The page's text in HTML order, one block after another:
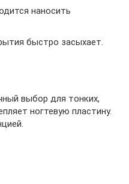
наносить
быстро засыхает.
выбор для тонких,
ногтевую пластину.